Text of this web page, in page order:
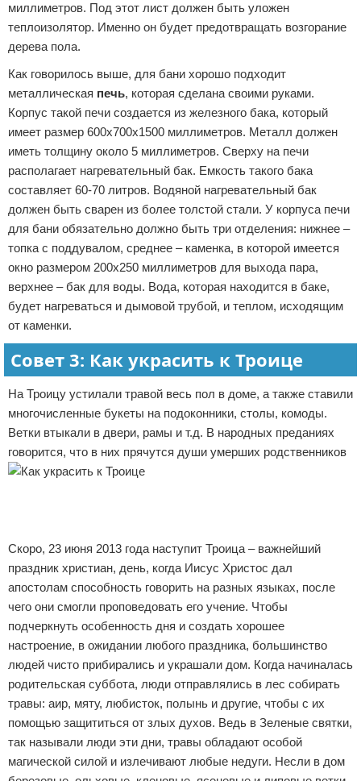
миллиметров. Под этот лист должен быть уложен
теплоизолятор. Именно он будет предотвращать возгорание
дерева пола.
Как говорилось выше, для бани хорошо подходит
металлическая печь, которая сделана своими руками.
Корпус такой печи создается из железного бака, который
имеет размер 600х700х1500 миллиметров. Металл должен
иметь толщину около 5 миллиметров. Сверху на печи
располагает нагревательный бак. Емкость такого бака
составляет 60-70 литров. Водяной нагревательный бак
должен быть сварен из более толстой стали. У корпуса печи
для бани обязательно должно быть три отделения: нижнее –
топка с поддувалом, среднее – каменка, в которой имеется
окно размером 200х250 миллиметров для выхода пара,
верхнее – бак для воды. Вода, которая находится в баке,
будет нагреваться и дымовой трубой, и теплом, исходящим
от каменки.
Совет 3: Как украсить к Троице
На Троицу устилали травой весь пол в доме, а также ставили
многочисленные букеты на подоконники, столы, комоды.
Ветки втыкали в двери, рамы и т.д. В народных преданиях
говорится, что в них прячутся души умерших родственников
Скоро, 23 июня 2013 года наступит Троица – важнейший
праздник христиан, день, когда Иисус Христос дал
апостолам способность говорить на разных языках, после
чего они смогли проповедовать его учение. Чтобы
подчеркнуть особенность дня и создать хорошее
настроение, в ожидании любого праздника, большинство
людей чисто прибирались и украшали дом. Когда начиналась
родительская суббота, люди отправлялись в лес собирать
травы: аир, мяту, любисток, полынь и другие, чтобы с их
помощью защититься от злых духов. Ведь в Зеленые святки,
так называли люди эти дни, травы обладают особой
магической силой и излечивают любые недуги. Несли в дом